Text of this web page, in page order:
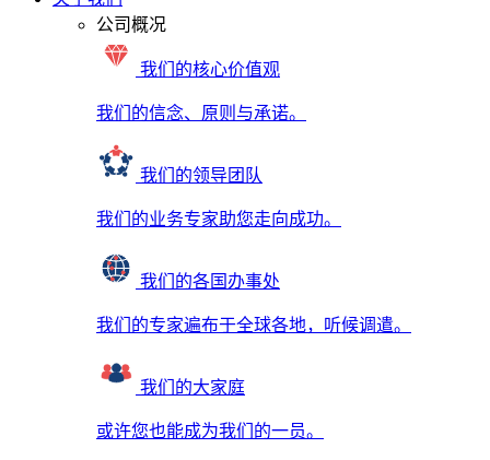
公司概况
我们的核心价值观
我们的信念、原则与承诺。
我们的领导团队
我们的业务专家助您走向成功。
我们的各国办事处
我们的专家遍布于全球各地，听候调遣。
我们的大家庭
或许您也能成为我们的一员。